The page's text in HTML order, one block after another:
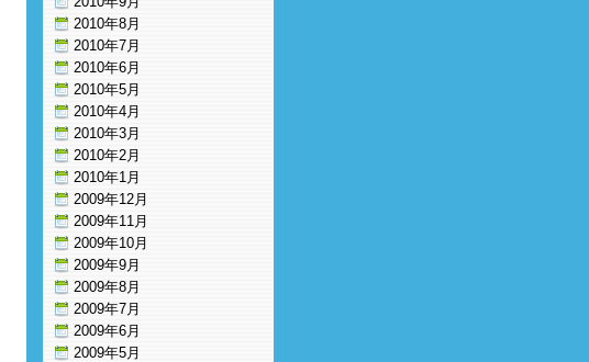
2010年8月
2010年7月
2010年6月
2010年5月
2010年4月
2010年3月
2010年2月
2010年1月
2009年12月
2009年11月
2009年10月
2009年9月
2009年8月
2009年7月
2009年6月
2009年5月